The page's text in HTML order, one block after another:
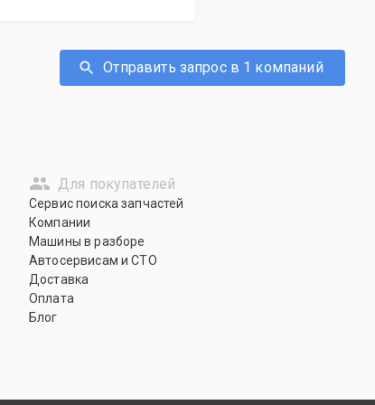
Отправить запрос в 1 компаний
Для покупателей
Сервис поиска запчастей
Компании
Машины в разборе
Автосервисам и СТО
Доставка
Оплата
Блог